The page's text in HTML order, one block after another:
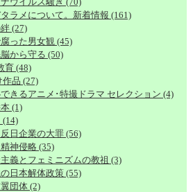
ラメについて。新着情報 (161)
(27)
った男女観 (45)
から守る (50)
育 (48)
作品 (27)
きるアニメ･特撮ドラマ セレクション (4)
(1)
(14)
日企業の大罪 (56)
神侵略 (35)
義とフェミニズムの教祖 (3)
日本解体政策 (55)
団体 (2)